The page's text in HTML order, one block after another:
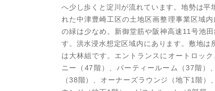
へ少し歩くと淀川が流れています。地勢は
れた中津豊崎工区の土地区画整理事業区域
の緑は少なめ。新御堂筋や阪神高速11号池
す。洪水浸水想定区域内にあります。敷地
は大林組です。エントランスにオートロッ
ニー（47階）、パーティールーム（37階）
（38階）、オーナーズラウンジ（地下1階